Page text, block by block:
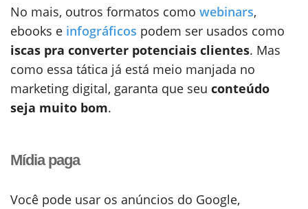
No mais, outros formatos como webinars,
ebooks e infográficos podem ser usados como
iscas pra converter potenciais clientes. Mas
como essa tática já está meio manjada no
marketing digital, garanta que seu conteúdo
seja muito bom.
Mídia paga
Você pode usar os anúncios do Google,